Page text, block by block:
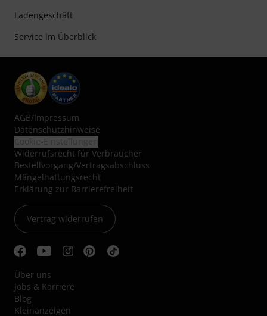
Ladengeschäft
Service im Überblick
AGB/Impressum
Datenschutzhinweise
Widerrufsrecht für Verbraucher
Bestellvorgang/Vertragsabschluss
Mängelhaftungsrecht
Erklärung zur Barrierefreiheit
Vertrag widerrufen
Über uns
Jobs & Karriere
Blog
Kleinanzeigen